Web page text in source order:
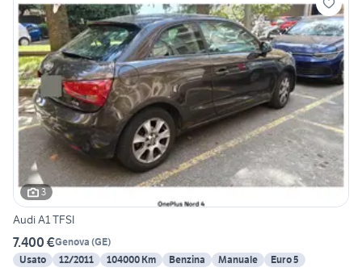
3
Audi A1 TFSI
7.400 €Genova (GE)
Usato
12/2011 104000 Km Benzina Manuale Euro 5